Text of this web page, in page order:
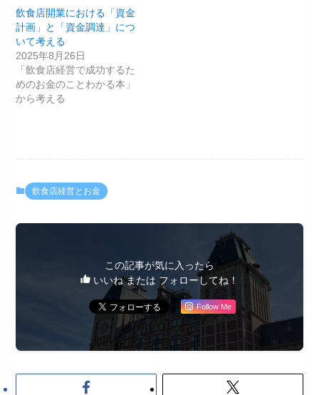
飲食店開業における「資金
計画」と「資金調達」につ
いて考える
2025年8月26日
「飲食店経営で成功するた
めのお金のことわかる本」
から考える
飲食店経営とお金
この記事が気に入ったら
いいね または フォローしてね！
Follow Me